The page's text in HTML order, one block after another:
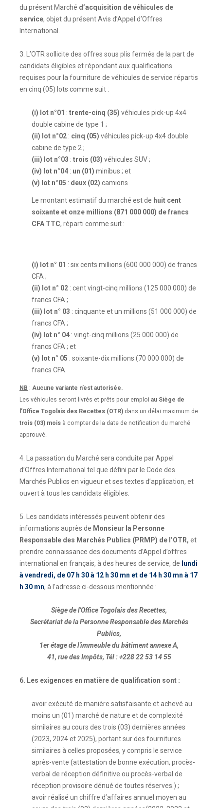
du présent Marché d’acquisition de véhicules de
service, objet du présent Avis d’Appel d’Offres
International.
3. L’OTR sollicite des offres sous plis fermés de la part de
candidats éligibles et répondant aux qualifications
requises pour la fourniture de véhicules de service répartis
en cinq (05) lots comme suit :
(i) lot n°01 : trente-cinq (35) véhicules pick-up 4x4
double cabine de type 1 ;
(ii) lot n°02 : cinq (05) véhicules pick-up 4x4 double
cabine de type 2 ;
(iii) lot n°03 : trois (03) véhicules SUV ;
(iv) lot n°04 : un (01) minibus ; et
(v) lot n°05 : deux (02) camions
Le montant estimatif du marché est de huit cent
soixante et onze millions (871 000 000) de francs
CFA TTC, réparti comme suit :
(i) lot n° 01 : six cents millions (600 000 000) de francs
CFA ;
(ii) lot n° 02 : cent vingt-cinq millions (125 000 000) de
francs CFA ;
(iii) lot n° 03 : cinquante et un millions (51 000 000) de
francs CFA ;
(iv) lot n° 04 : vingt-cinq millions (25 000 000) de
francs CFA ; et
(v) lot n° 05 : soixante-dix millions (70 000 000) de
francs CFA.
NB : Aucune variante n’est autorisée.
Les véhicules seront livrés et prêts pour emploi au Siège de
l’Office Togolais des Recettes (OTR) dans un délai maximum de
trois (03) mois à compter de la date de notification du marché
approuvé.
4. La passation du Marché sera conduite par Appel
d’Offres International tel que défini par le Code des
Marchés Publics en vigueur et ses textes d’application, et
ouvert à tous les candidats éligibles.
5. Les candidats intéressés peuvent obtenir des
informations auprès de Monsieur la Personne
Responsable des Marchés Publics (PRMP) de l’OTR, et
prendre connaissance des documents d’Appel d’offres
international en français, à des heures de service, de lundi
à vendredi, de 07 h 30 à 12 h 30 mn et de 14 h 30 mn à 17
h 30 mn, à l’adresse ci-dessous mentionnée :
Siège de l'Office Togolais des Recettes,
Secrétariat de la Personne Responsable des Marchés
Publics,
1er étage de l'immeuble du bâtiment annexe A,
41, rue des Impôts, Tél : +228 22 53 14 55
6. Les exigences en matière de qualification sont :
avoir exécuté de manière satisfaisante et achevé au
moins un (01) marché de nature et de complexité
similaires au cours des trois (03) dernières années
(2023, 2024 et 2025), portant sur des fournitures
similaires à celles proposées, y compris le service
après-vente (attestation de bonne exécution, procès-
verbal de réception définitive ou procès-verbal de
réception provisoire dénué de toutes réserves.) ;
avoir réalisé un chiffre d’affaires annuel moyen au